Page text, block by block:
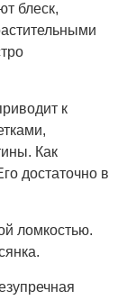
блеск,
к
Как
достаточно в
ломкостью.